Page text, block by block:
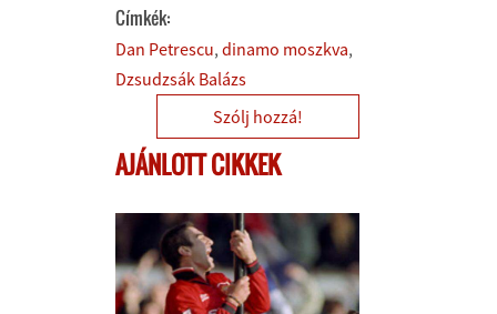
Címkék:
Dan Petrescu dinamo moszkva
Dzsudzsák Balázs
Szólj hozzá!
AJÁNLOTT CIKKEK